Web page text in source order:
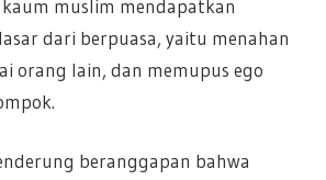
muslim mendapatkan
dari berpuasa, yaitu menahan
orang lain, dan memupus ego
beranggapan bahwa